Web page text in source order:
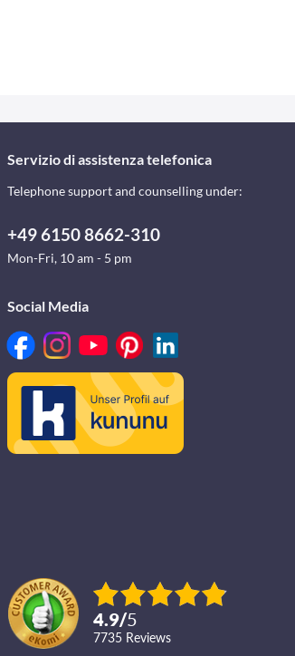
Servizio di assistenza telefonica
Telephone support and counselling under:
+49 6150 8662-310
Mon-Fri, 10 am - 5 pm
Social Media
4.9/5
7735 reviews